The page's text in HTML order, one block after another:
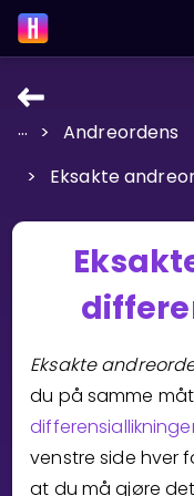
LÆRINGSVERKTØY
Læreplan
Vis mer
Junior Matte
Vis mer
... >
Andreordens
>
Eksakte
Eksakte
du på samme
venstre side hver
at du må gjøre